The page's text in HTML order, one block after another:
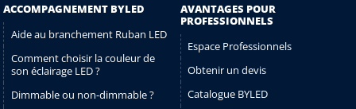
ACCOMPAGNEMENT BYLED
Aide au branchement Ruban LED
Comment choisir la couleur de
son éclairage LED ?
Dimmable ou non-dimmable ?
AVANTAGES POUR
PROFESSIONNELS
Espace Professionnels
Obtenir un devis
Catalogue BYLED